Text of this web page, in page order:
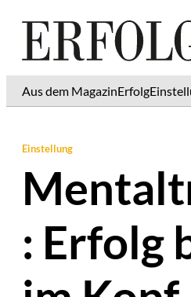
Aus dem MagazinErfolg
Einstellung
: Erfolg